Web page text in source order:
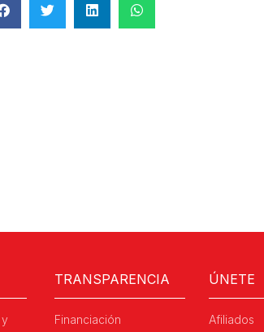
TRANSPARENCIA
Financiación
ÚNETE
Afiliados